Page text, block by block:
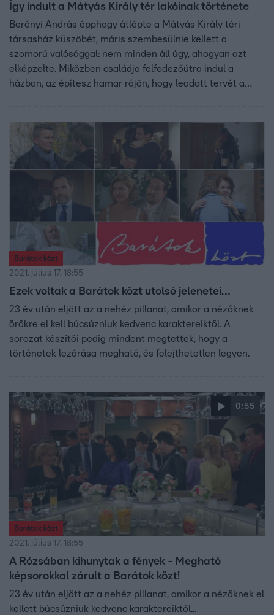
Így indult a Mátyás Király tér lakóinak története
Berényi András épphogy átlépte a Mátyás Király téri
társasház küszöbét, máris szembesülnie kellett a
szomorú valósággal: nem minden áll úgy, ahogyan azt
elképzelte. Miközben családja felfedezőútra indul a
házban, az építesz hamar rájön, hogy leadott tervét a
Barátok közt
2021. július 17. 18:55
Ezek voltak a Barátok közt utolsó jelenetei…
23 év után eljött az a nehéz pillanat, amikor a nézőknek
örökre el kell búcsúzniuk kedvenc karaktereiktől. A
sorozat készítői pedig mindent megtettek, hogy a
történetek lezárása megható, és felejthetetlen legyen.
0:55
Barátok közt
2021. július 17. 18:55
A Rózsában kihunytak a fények - Megható
képsorokkal zárult a Barátok közt!
23 év után eljött az a nehéz pillanat, amikor a nézőknek el
kellett búcsúzniuk kedvenc karaktereiktől...